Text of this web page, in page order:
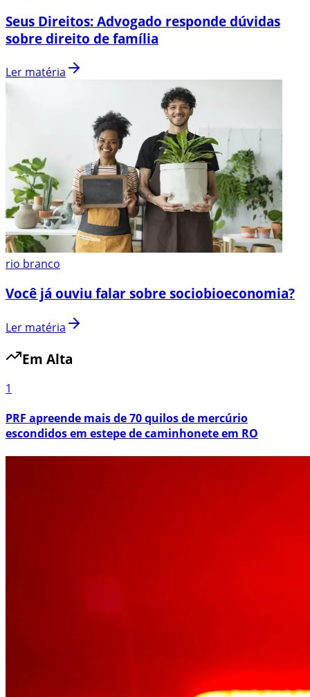
Seus Direitos: Advogado responde dúvidas
sobre direito de família
Ler matéria
rio branco
Você já ouviu falar sobre sociobioeconomia?
Ler matéria
Em Alta
1
PRF apreende mais de 70 quilos de mercúrio
escondidos em estepe de caminhonete em RO